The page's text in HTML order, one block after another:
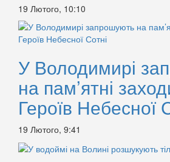
19 Лютого, 10:10
У Володимирі
на пам’ятні
Героїв Небесної
19 Лютого, 9:41